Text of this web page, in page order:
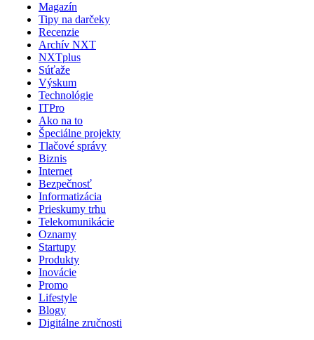
Magazín
Tipy na darčeky
Recenzie
Archív NXT
NXTplus
Súťaže
Výskum
Technológie
ITPro
Ako na to
Špeciálne projekty
Tlačové správy
Biznis
Internet
Bezpečnosť
Informatizácia
Prieskumy trhu
Telekomunikácie
Oznamy
Startupy
Produkty
Inovácie
Promo
Lifestyle
Blogy
Digitálne zručnosti